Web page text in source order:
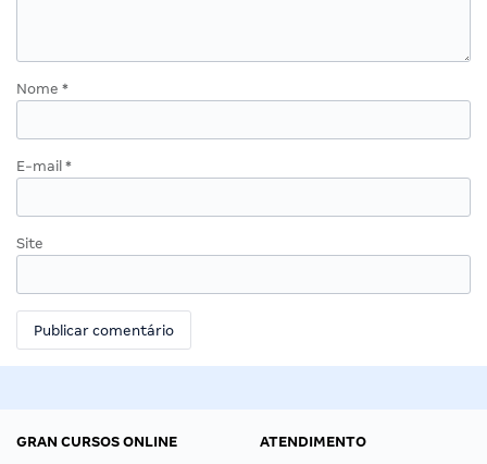
Nome *
E-mail *
Site
GRAN CURSOS ONLINE
ATENDIMENTO